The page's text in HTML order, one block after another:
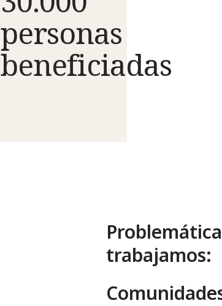
personas
beneficiadas
trabajamos: